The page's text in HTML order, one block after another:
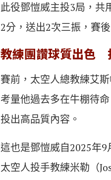
此役鄧愷威主投3局，共
2分，送出2次三振，賽
教練團讚球質出色
賽前，太空人總教練艾
考量他過去多在牛棚待
投出高品質內容。
這也是鄧愷威自2025年
太空人投手教練米勒（